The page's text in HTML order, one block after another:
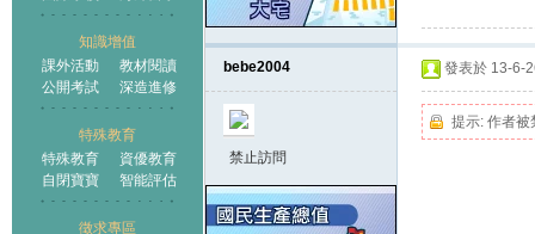
知識增值
課外活動
教材閱讀
公開考試
深造進修
特殊教育
特殊教育
資優教育
自閉寶寶
智能評估
徵求專區
bebe2004
禁止訪問
發表於 13-6-
提示: 作者被